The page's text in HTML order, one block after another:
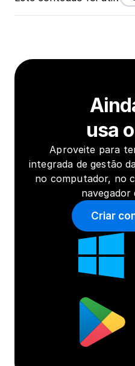
usa
Aproveite para
integrada de gestão
no computador, no
Criar